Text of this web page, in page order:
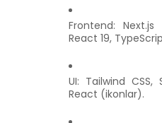
Frontend:
React 19,
UI: Tailwind CSS,
React (ikonlar).